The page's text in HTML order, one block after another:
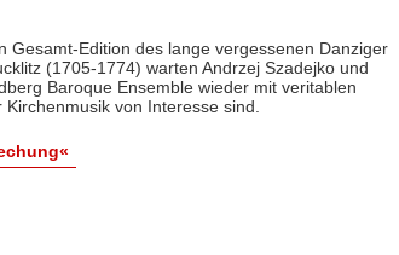
Gesamt-Edition des lange vergessenen Danziger
(1705-1774) warten Andrzej Szadejko und
Baroque Ensemble wieder mit veritablen
von Interesse sind.